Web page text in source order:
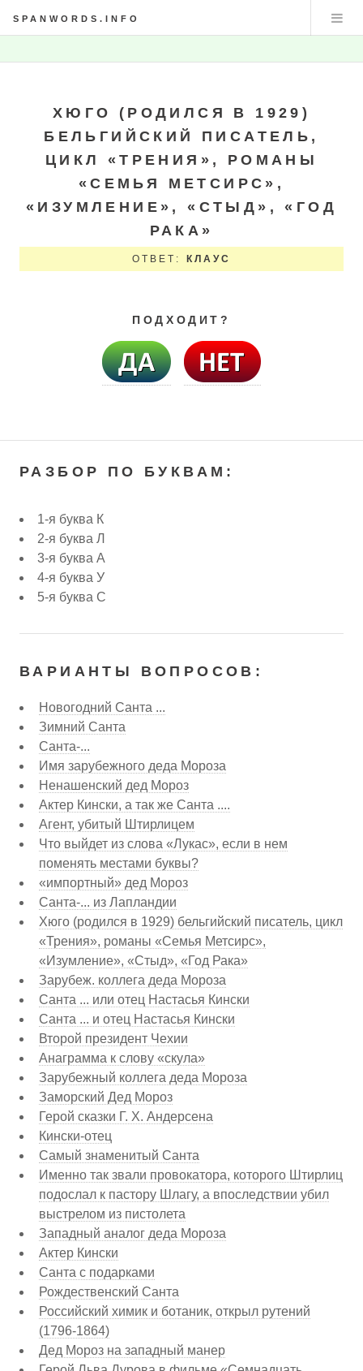
SPANWORDS.INFO
ХЮГО (РОДИЛСЯ В 1929)
БЕЛЬГИЙСКИЙ ПИСАТЕЛЬ,
ЦИКЛ «ТРЕНИЯ», РОМАНЫ
«СЕМЬЯ МЕТСИРС»,
«ИЗУМЛЕНИЕ», «СТЫД», «ГОД
РАКА»
ОТВЕТ: КЛАУС
ПОДХОДИТ?
РАЗБОР ПО БУКВАМ:
1-я буква К
2-я буква Л
3-я буква А
4-я буква У
5-я буква С
ВАРИАНТЫ ВОПРОСОВ:
Новогодний Санта ...
Зимний Санта
Санта-...
Имя зарубежного деда Мороза
Ненашенский дед Мороз
Актер Кински, а так же Санта ....
Агент, убитый Штирлицем
Что выйдет из слова «Лукас», если в нем
поменять местами буквы?
«импортный» дед Мороз
Санта-... из Лапландии
Хюго (родился в 1929) бельгийский писатель, цикл
«Трения», романы «Семья Метсирс»,
«Изумление», «Стыд», «Год Рака»
Зарубеж. коллега деда Мороза
Санта ... или отец Настасья Кински
Санта ... и отец Настасья Кински
Второй президент Чехии
Анаграмма к слову «скула»
Зарубежный коллега деда Мороза
Заморский Дед Мороз
Герой сказки Г. Х. Андерсена
Кински-отец
Самый знаменитый Санта
Именно так звали провокатора, которого Штирлиц
подослал к пастору Шлагу, а впоследствии убил
выстрелом из пистолета
Западный аналог деда Мороза
Актер Кински
Санта с подарками
Рождественский Санта
Российский химик и ботаник, открыл рутений
(1796-1864)
Дед Мороз на западный манер